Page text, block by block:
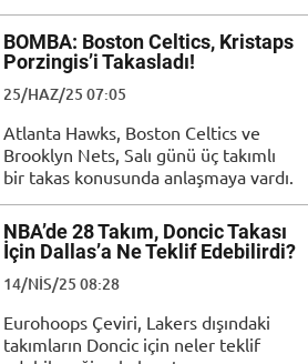
BOMBA: Boston Celtics, Kristaps
Porzingis’i Takasladı!
25/HAZ/25 07:05
Atlanta Hawks, Boston Celtics ve
Brooklyn Nets, Salı günü üç takımlı
bir takas konusunda anlaşmaya vardı.
NBA’de 28 Takım, Doncic Takası
İçin Dallas’a Ne Teklif Edebilirdi?
14/NIS/25 08:28
Eurohoops Çeviri, Lakers dışındaki
takımların Doncic için neler teklif